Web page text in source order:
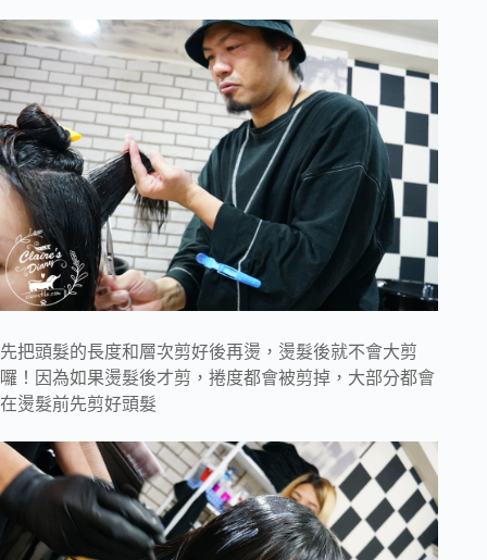
先把頭髮的長度和層次剪好後再燙，燙髮後就不會大剪
囉！因為如果燙髮後才剪，捲度都會被剪掉，大部分都會
在燙髮前先剪好頭髮